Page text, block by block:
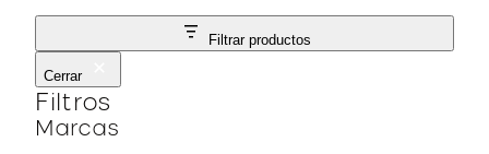
Filtrar productos
Cerrar
Filtros
Marcas